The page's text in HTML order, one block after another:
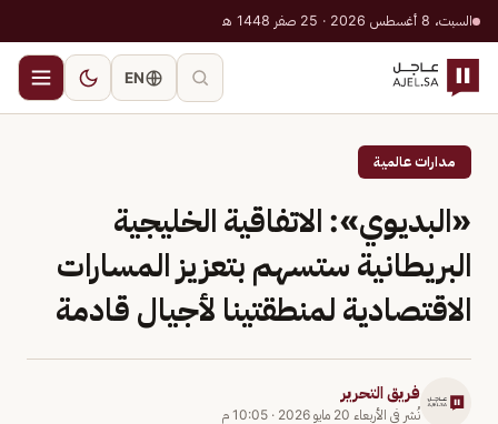
السبت، 8 أغسطس 2026 · 25 صفر 1448 هـ
EN
مدارات عالمية
«البديوي»: الاتفاقية الخليجية
البريطانية ستسهم بتعزيز المسارات
الاقتصادية لمنطقتينا لأجيال قادمة
فريق التحرير
نُشر في الأربعاء 20 مايو 2026 · 10:05 م